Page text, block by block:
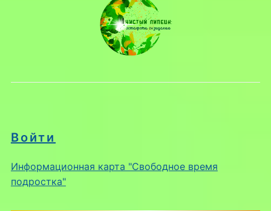
Войти
Информационная карта "Свободное время
подростка"